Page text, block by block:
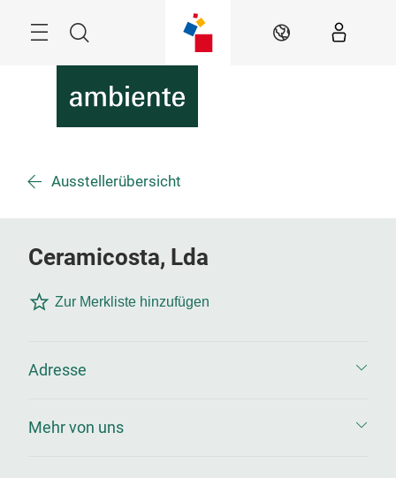
Suche DE
Ausstellerübersicht
Ceramicosta, Lda
Zur Merkliste hinzufügen
Adresse
Mehr von uns